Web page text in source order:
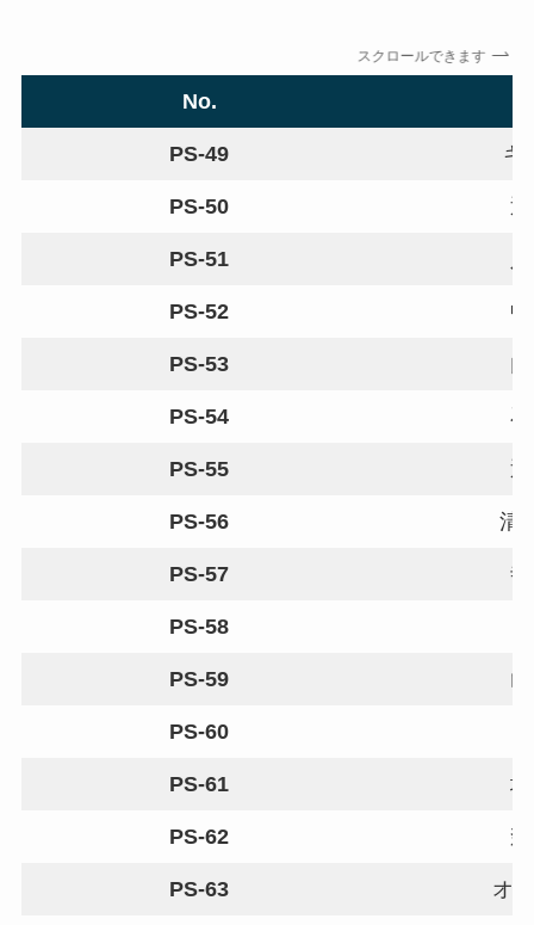
スクロールできます
No.
PS-49 キ
PS-50
PS-51
PS-52
PS-53
PS-54
PS-55
PS-56 清
PS-57
PS-58
PS-59
PS-60
PS-61
PS-62
PS-63 オ